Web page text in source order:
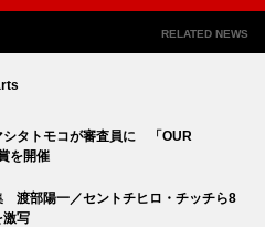
RELATED NEWS
シタトモコが審査員に 「OUR
を開催
渡部陽一／セントチヒロ・チッチら8
激写